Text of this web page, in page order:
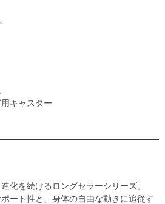
キャスター
化を続けるロングセラーシリーズ。
ート性と、身体の自由な動きに追従す